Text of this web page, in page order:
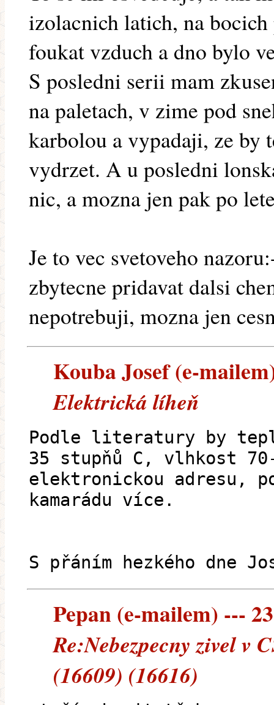
izolacnich latich, na
foukat vzduch a dno bylo
S posledni serii mam
na paletach, v zime pod
karbolou a vypadaji, ze by
vydrzet. A u posledni
nic, a mozna jen pak po
Je to vec svetoveho
zbytecne pridavat dalsi
nepotrebuji, mozna jen
Kouba Josef (e-
Elektrická líheň
Podle literatury by
35 stupňů C, vlhkost
elektronickou adresu,
kamarádu více.
S přáním hezkého dne
Pepan (e-mailem) ---
Re:Nebezpecny zivel v
(16609) (16616)